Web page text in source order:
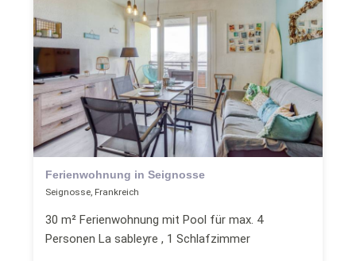
Ferienwohnung in Seignosse
Seignosse, Frankreich
30 m² Ferienwohnung mit Pool für max. 4
Personen La sableyre , 1 Schlafzimmer